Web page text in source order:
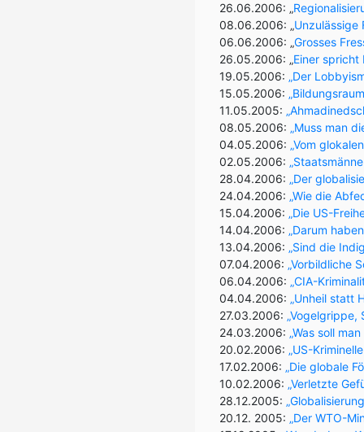
26.06.2006: „
08.06.2006: „Unzulässige
06.06.2006: „Grosses
26.05.2006: „Einer spricht
19.05.2006: „Der
15.05.2006:
11.05.2005:
08.05.2006: „Muss man
04.05.2006: „Vom
02.05.2006:
28.04.2006: „Der
24.04.2006: „Wie die
15.04.2006: „Die US-
14.04.2006: „Darum
13.04.2006: „Sind die
07.04.2006: „Vorbildliche
06.04.2006: „CIA-
04.04.2006: „Unheil statt
27.03.2006: „Vogelgrippe,
24.03.2006: „Was soll
20.02.2006: „US-
17.02.2006: „Die globale
10.02.2006: „Verletzte
28.12.2005:
20.12. 2005: „Der WTO-